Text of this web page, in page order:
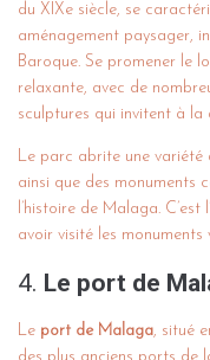
du XIXe siècle, se
aménagement paysager,
Baroque. Se promener le
relaxante, avec de
sculptures qui invitent à la
Le parc abrite une variété
ainsi que des monuments
l’histoire de Malaga.
avoir visité les monuments
4. Le port de
Le port de Malaga, situé